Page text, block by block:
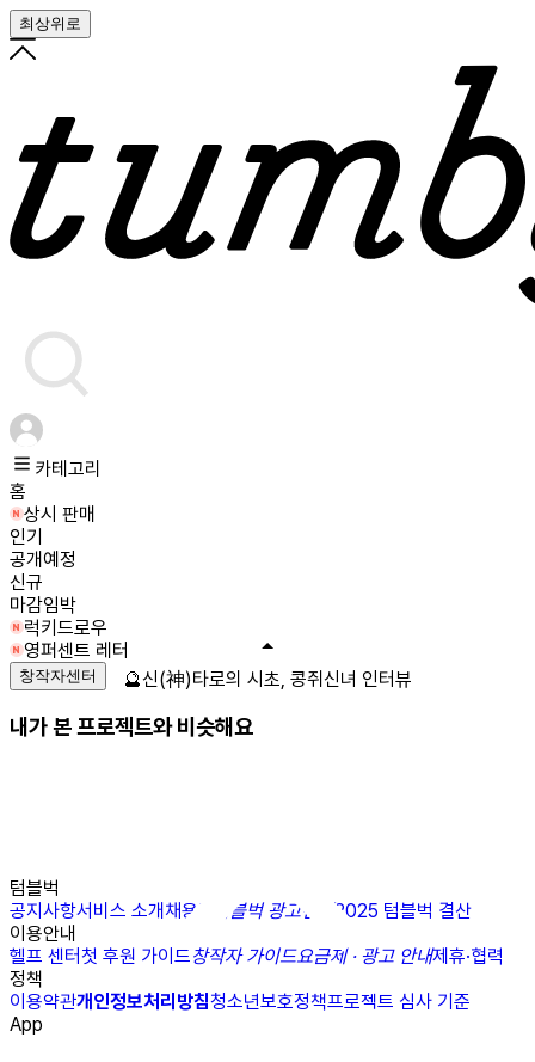
최상위로
카테고리
홈
상시 판매
인기
공개예정
신규
마감임박
럭키드로우
영퍼센트 레터
창작자센터
내가 본 프로젝트와 비슷해요
텀블벅
공지사항서비스 소개채용N 텀블벅 광고센터
2025 텀블벅 결산
이용안내
헬프 센터첫 후원 가이드창작자 가이드요금제 · 광고 안내제휴·협력
정책
이용약관개인정보처리방침청소년보호정책프로젝트 심사 기준
App
🔮신(神)타로의 시초, 콩쥐신녀 인터뷰